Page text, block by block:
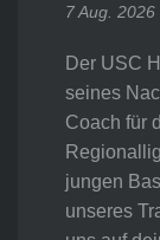
7 Aug. 2026
Der USC
seines
Coach für
jungen
unseres